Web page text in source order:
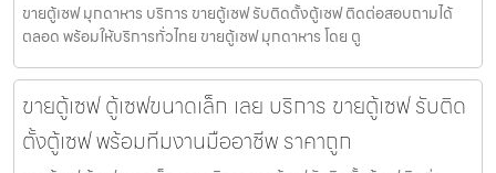
ขายตู้เซฟ มุกดาหาร บริการ ขายตู้เซฟ รับติดตั้งตู้เซฟ ติดต่อสอบถามได้
ตลอด พร้อมให้บริการทั่วไทย ขายตู้เซฟ มุกดาหาร โดย ตู
ขายตู้เซฟ ตู้เซฟขนาดเล็ก เลย บริการ ขายตู้เซฟ รับติด
ตั้งตู้เซฟ พร้อมทีมงานมืออาชีพ ราคาถูก